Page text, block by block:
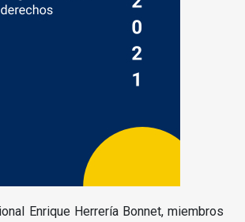
Enrique Herrería Bonnet, miembros